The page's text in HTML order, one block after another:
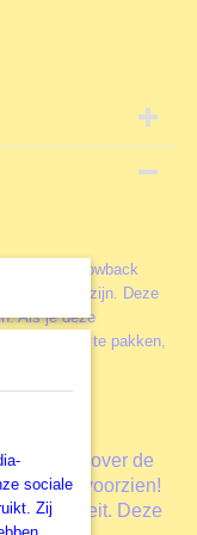
altijd "Throwback
af zullen zijn. Deze
Als je deze
je aan hem te pakken,
over de
te voorzien!
kwaliteit. Deze
sociale
Zij